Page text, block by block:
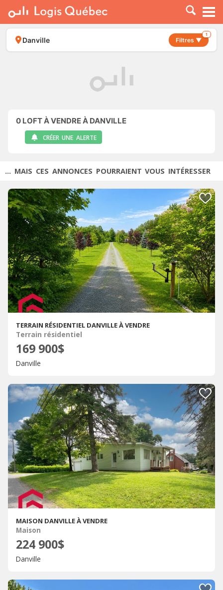
À LOUER
À VENDRE
PLACER UNE ANNONCE
Danville Filtres ▼
1
0 LOFT À VENDRE À DANVILLE
CRÉER UNE ALERTE
... MAIS CES ANNONCES POURRAIENT VOUS INTÉRESSER
TERRAIN RÉSIDENTIEL DANVILLE À VENDRE
Terrain résidentiel
169 900$
Danville
MAISON DANVILLE À VENDRE
Maison
224 900$
Danville